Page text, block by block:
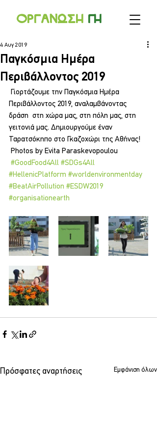
Οργανωση γη
Παγκόσμια Ημέρα
Περιβάλλοντος 2019
4 Αυγ 2019
Περιβάλλοντος 2019, αναλαμβάνοντας
δράση  στη χώρα μας, στη πόλη μας, στη
γειτονιά μας. Δημιουργούμε έναν
Ταρατσόκηπο στο Γκαζοχώρι της Αθήνας!
Photos by Evita Paraskevopoulou
#GoodFood4All #SDGs4All
#HellenicPlatform #worldenvironmentday
#BeatAirPollution #ESDW2019
#organisationearth
Πρόσφατες αναρτήσεις Εμφάνιση όλων